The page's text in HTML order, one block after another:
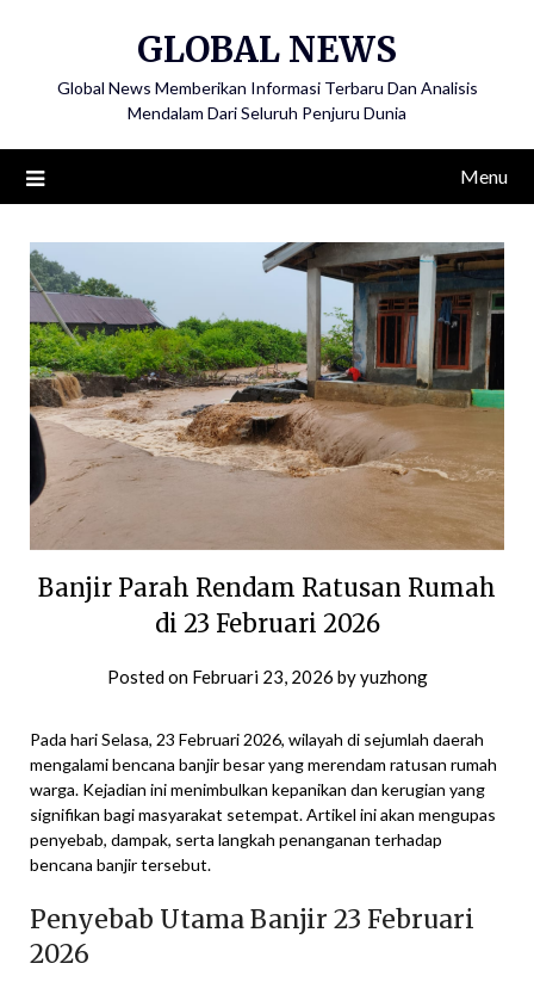
GLOBAL NEWS
Global News Memberikan Informasi Terbaru Dan Analisis
Mendalam Dari Seluruh Penjuru Dunia
Menu
Banjir Parah Rendam Ratusan Rumah
di 23 Februari 2026
Posted on Februari 23, 2026 byyuzhong
Pada hari Selasa, 23 Februari 2026, wilayah di sejumlah daerah
mengalami bencana banjir besar yang merendam ratusan rumah
warga. Kejadian ini menimbulkan kepanikan dan kerugian yang
signifikan bagi masyarakat setempat. Artikel ini akan mengupas
penyebab, dampak, serta langkah penanganan terhadap
bencana banjir tersebut.
Penyebab Utama Banjir 23 Februari
2026